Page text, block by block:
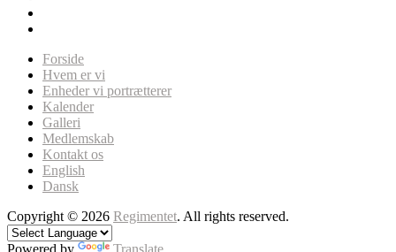
Forside
Hvem er vi
Enheder vi portrætterer
Kalender
Galleri
Medlemskab
Kontakt os
English
Dansk
Copyright © 2026 Regimentet. All rights reserved.
Powered by Translate